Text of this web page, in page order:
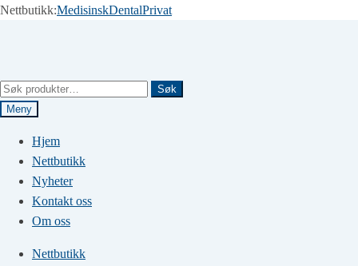
Nettbutikk:MedisinskDentalPrivat
Søk
etter:
Søk
Meny
Hjem
Nettbutikk
Nyheter
Kontakt oss
Om oss
Nettbutikk